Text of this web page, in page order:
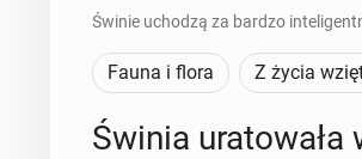
Świnie uchodzą za bardzo
Fauna i flora Z życia
Świnia